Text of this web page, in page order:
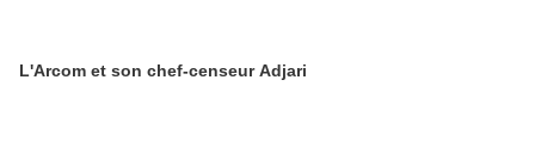
L'Arcom et son chef-censeur Adjari